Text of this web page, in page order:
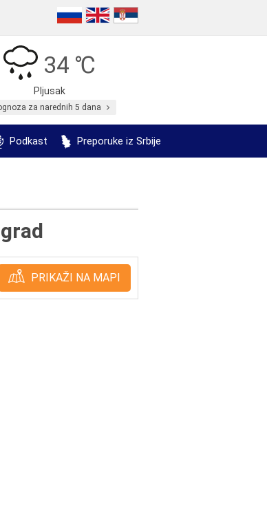
34 ℃
Pljusak
za narednih 5 dana
Podkast Preporuke iz Srbije
PRIKAŽI NA MAPI